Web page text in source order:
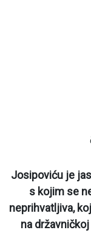
Josipoviću je
s kojim se
neprihvatljiva,
na